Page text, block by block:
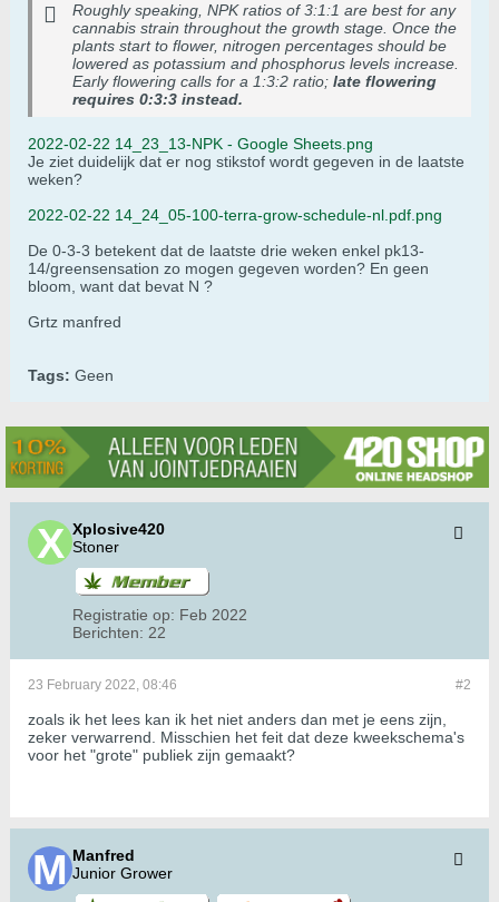
Roughly speaking, NPK ratios of 3:1:1 are best for any
cannabis strain throughout the growth stage. Once the
plants start to flower, nitrogen percentages should be
lowered as potassium and phosphorus levels increase.
Early flowering calls for a 1:3:2 ratio; late flowering
requires 0:3:3 instead.
2022-02-22 14_23_13-NPK - Google Sheets.png
Je ziet duidelijk dat er nog stikstof wordt gegeven in de laatste
weken?
2022-02-22 14_24_05-100-terra-grow-schedule-nl.pdf.png
De 0-3-3 betekent dat de laatste drie weken enkel pk13-
14/greensensation zo mogen gegeven worden? En geen
bloom, want dat bevat N ?
Grtz manfred
Tags: Geen
Xplosive420
Stoner
Registratie op: Feb 2022
Berichten: 22
#2
23 February 2022, 08:46
zoals ik het lees kan ik het niet anders dan met je eens zijn,
zeker verwarrend. Misschien het feit dat deze kweekschema's
voor het "grote" publiek zijn gemaakt?
Manfred
Junior Grower